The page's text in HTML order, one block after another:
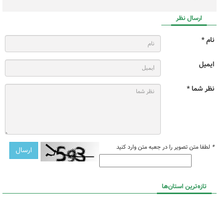
ارسال نظر
نام *
ایمیل
نظر شما *
* لطفا متن تصویر را در جعبه متن وارد کنید
تازه‌ترین استان‌ها